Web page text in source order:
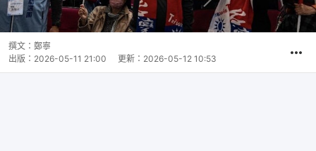
撰文： 鄭寧
出版： 2026-05-11 21:00 更新： 2026-05-12 10:53